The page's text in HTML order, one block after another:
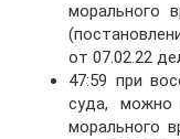
морального
от 07.02.22
47:59 при
суда, можно
морального